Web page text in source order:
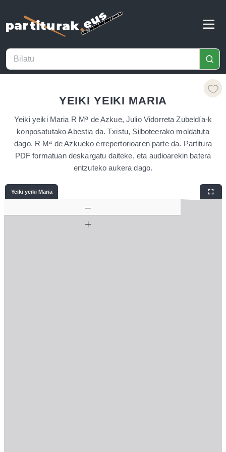
YEIKI YEIKI MARIA
Yeiki yeiki Maria R Mª de Azkue, Julio Vidorreta Zubeldía-k
konposatutako Abestia da. Txistu, Silboteerako moldatuta
dago. R Mª de Azkueko errepertorioaren parte da. Partitura
PDF formatuan deskargatu daiteke, eta audioarekin batera
entzuteko aukera dago.
Yeiki yeiki Maria